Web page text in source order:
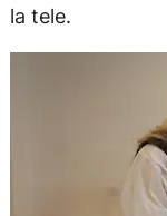
la tele.